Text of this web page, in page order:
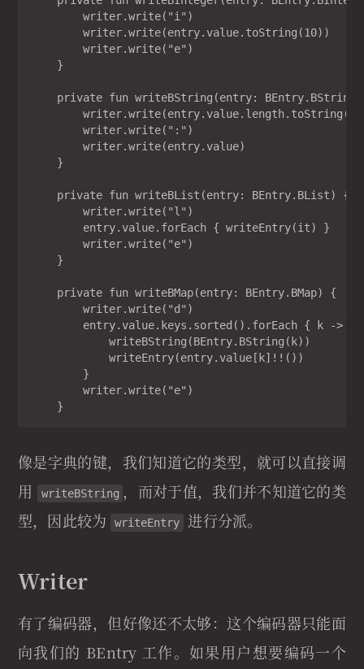
        writer.write("i")
        writer.write(entry.value.toString(10))
        writer.write("e")
    }
private fun writeBString(entry:
        writer.write(entry.value.length.toString())
        writer.write(":")
        writer.write(entry.value)
    }
    private fun writeBList(entry: BEntry.BList) {
        writer.write("l")
        entry.value.forEach { writeEntry(it) }
        writer.write("e")
    }
    private fun writeBMap(entry: BEntry.BMap) {
        writer.write("d")
        entry.value.keys.sorted().forEach { k ->
            writeBString(BEntry.BString(k))
            writeEntry(entry.value[k]!!())
        }
        writer.write("e")
    }
像是字典的键，我们知道它的类型，就可以直接调
用
writeBString ，而对于值，我们并不知道它的类
型，因此较为
writeEntry 进行分派。
Writer
有了编码器，但好像还不太够：这个编码器只能面
向我们的 BEntry 工作。如果用户想要编码一个